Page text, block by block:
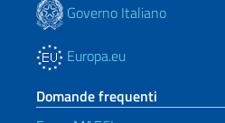
Governo Italiano
Europa.eu
Domande frequenti